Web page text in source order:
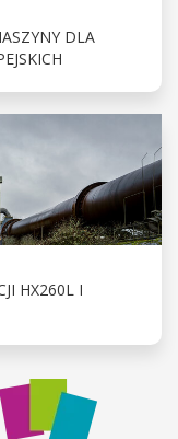
DLA
HX260L I